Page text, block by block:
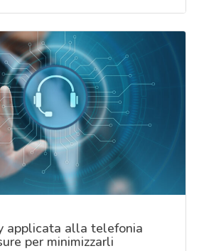
applicata alla telefonia
per minimizzarli